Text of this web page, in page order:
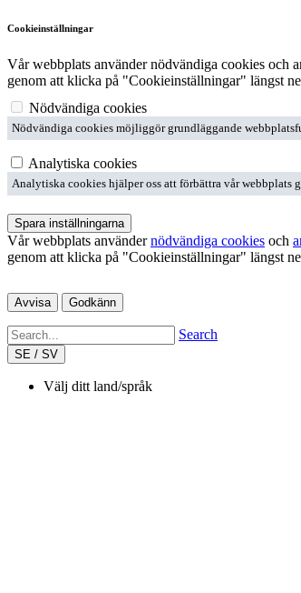
Cookieinställningar
Vår webbplats använder nödvändiga cookies och
genom att klicka på "Cookieinställningar" längst
Nödvändiga cookies
Nödvändiga cookies möjliggör grundläggande
Analytiska cookies
Analytiska cookies hjälper oss att förbättra vår webbplats
Spara inställningarna
Vår webbplats användernödvändiga cookies och
genom att klicka på "Cookieinställningar" längst
Avvisa Godkänn
Search
SE / SV
Välj ditt land/språk